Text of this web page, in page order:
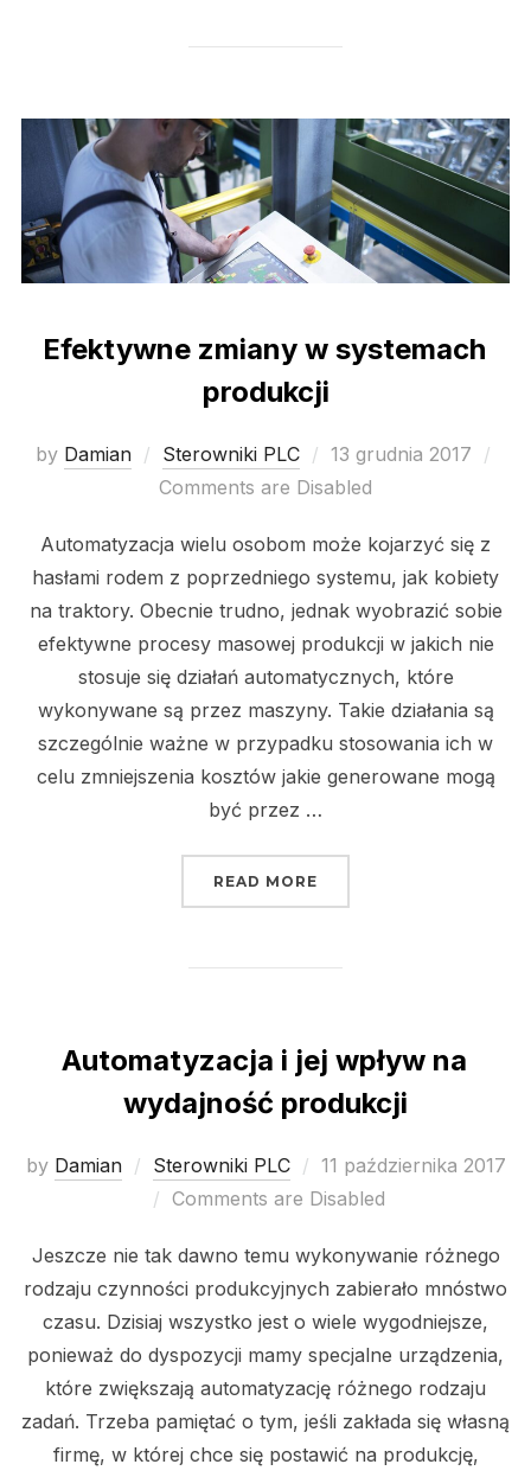
Efektywne zmiany w systemach
produkcji
by Damian Sterowniki PLC
Posted
on
13 grudnia 2017
Comments are Disabled
Automatyzacja wielu osobom może kojarzyć się z
hasłami rodem z poprzedniego systemu, jak kobiety
na traktory. Obecnie trudno, jednak wyobrazić sobie
efektywne procesy masowej produkcji w jakich nie
stosuje się działań automatycznych, które
wykonywane są przez maszyny. Takie działania są
szczególnie ważne w przypadku stosowania ich w
celu zmniejszenia kosztów jakie generowane mogą
być przez …
READ MORE
Automatyzacja i jej wpływ na
wydajność produkcji
by Damian Sterowniki PLC
Posted
on
11 października 2017
Comments are Disabled
Jeszcze nie tak dawno temu wykonywanie różnego
rodzaju czynności produkcyjnych zabierało mnóstwo
czasu. Dzisiaj wszystko jest o wiele wygodniejsze,
ponieważ do dyspozycji mamy specjalne urządzenia,
które zwiększają automatyzację różnego rodzaju
zadań. Trzeba pamiętać o tym, jeśli zakłada się własną
firmę, w której chce się postawić na produkcję,